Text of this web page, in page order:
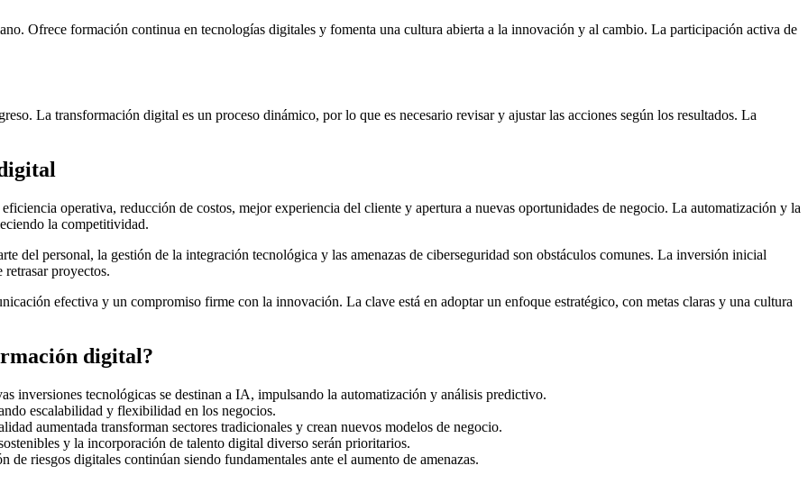
Ofrece formación continua en tecnologías digitales y fomenta una cultura abierta a la innovación y al cambio. La participación activa de
La transformación digital es un proceso dinámico, por lo que es necesario revisar y ajustar las acciones según los resultados. La
operativa, reducción de costos, mejor experiencia del cliente y apertura a nuevas oportunidades de negocio. La automatización y la
la competitividad.
del personal, la gestión de la integración tecnológica y las amenazas de ciberseguridad son obstáculos comunes. La inversión inicial
proyectos.
efectiva y un compromiso firme con la innovación. La clave está en adoptar un enfoque estratégico, con metas claras y una cultura
digital?
inversiones tecnológicas se destinan a IA, impulsando la automatización y análisis predictivo.
escalabilidad y flexibilidad en los negocios.
aumentada transforman sectores tradicionales y crean nuevos modelos de negocio.
y la incorporación de talento digital diverso serán prioritarios.
de riesgos digitales continúan siendo fundamentales ante el aumento de amenazas.